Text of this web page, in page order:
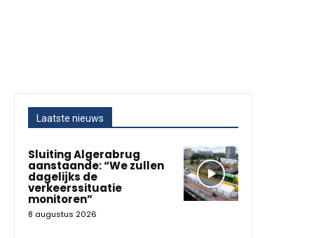
Laatste nieuws
Sluiting Algerabrug
aanstaande: “We zullen
dagelijks de
verkeerssituatie
monitoren”
8 augustus 2026